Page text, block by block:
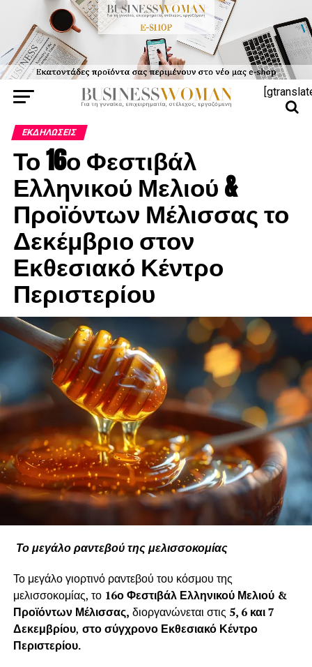
ΕΚΔΗΛΏΣΕΙΣ
Το 16ο Φεστιβάλ
Ελληνικού Μελιού &
Προϊόντων Μέλισσας το
Δεκέμβριο στον
Εκθεσιακό Κέντρο
Περιστερίου
Το μεγάλο ραντεβού της μελισσοκομίας
Το μεγάλο γιορτινό ραντεβού του κόσμου της
μελισσοκομίας, το 16ο Φεστιβάλ Ελληνικού Μελιού &
Προϊόντων Μέλισσας, διοργανώνεται στις 5, 6 και 7
Δεκεμβρίου, στο σύγχρονο Εκθεσιακό Κέντρο
Περιστερίου.